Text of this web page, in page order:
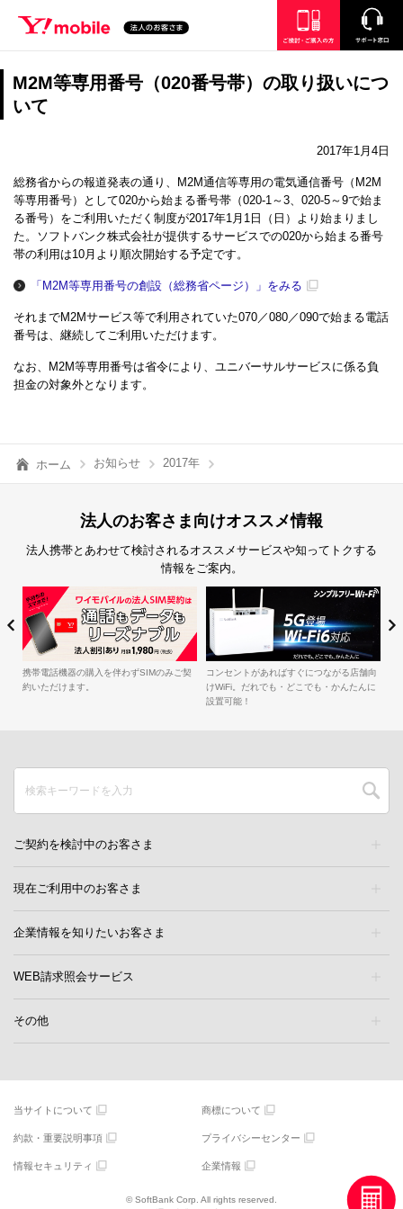
SEARCH
M2M等専用番号（020番号帯）の取り扱いにつ
いて
2017年1月4日
総務省からの報道発表の通り、M2M通信等専用の電気通信番号（M2M
等専用番号）として020から始まる番号帯（020-1～3、020-5～9で始ま
る番号）をご利用いただく制度が2017年1月1日（日）より始まりまし
た。ソフトバンク株式会社が提供するサービスでの020から始まる番号
帯の利用は10月より順次開始する予定です。
「M2M等専用番号の創設（総務省ページ）」をみる
それまでM2Mサービス等で利用されていた070／080／090で始まる電話
番号は、継続してご利用いただけます。
なお、M2M等専用番号は省令により、ユニバーサルサービスに係る負
担金の対象外となります。
ホーム お知らせ 2017年
法人のお客さま向けオススメ情報
法人携帯とあわせて検討されるオススメサービスや知ってトクする
情報をご案内。
携帯電話機器の購入を伴わずSIMのみご契
約いただけます。
コンセントがあればすぐにつながる店舗向
けWiFi。だれでも・どこでも・かんたんに
設置可能！
ご契約を検討中のお客さま
現在ご利用中のお客さま
企業情報を知りたいお客さま
WEB請求照会サービス
その他
当サイトについて 商標について
約款・重要説明事項 プライバシーセンター
情報セキュリティ 企業情報
© SoftBank Corp. All rights reserved.